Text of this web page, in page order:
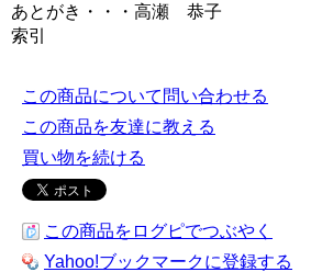
あとがき・・・高瀬 恭子
索引
この商品について問い合わせる
この商品を友達に教える
買い物を続ける
この商品をログピでつぶやく
Yahoo!ブックマークに登録する